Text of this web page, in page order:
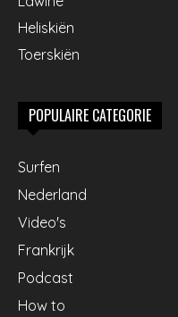
Heliskiën
Toerskiën
POPULAIRE CATEGORIE
Surfen
Nederland
Video's
Frankrijk
Podcast
How to